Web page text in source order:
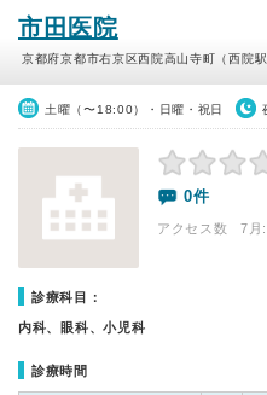
市田医院
京都府京都市右京区西院高山寺町（西院
土曜（〜18:00）・日曜・祝日
0件
アクセス数 7月:
診療科目：
内科、眼科、小児科
診療時間